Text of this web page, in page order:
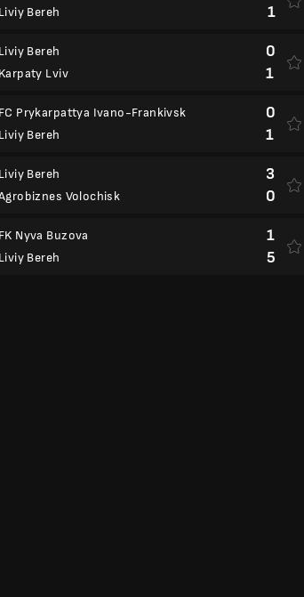
Liviy Bereh
1
Liviy Bereh
Karpaty Lviv
0
1
FC Prykarpattya Ivano-Frankivsk
Liviy Bereh
0
1
Liviy Bereh
Volochisk
3
0
FK Nyva Buzova
Liviy Bereh
1
5